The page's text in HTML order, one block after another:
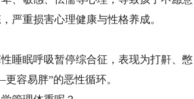
严重损害心理健康与性格养成。
眠呼吸暂停综合征，表现为打鼾、憋
容易胖”的恶性循环。